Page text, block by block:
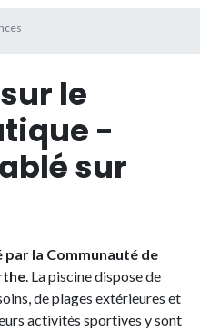
le
-
sur
la Communauté de
. La piscine dispose de
de plages extérieures et
activités sportives y sont